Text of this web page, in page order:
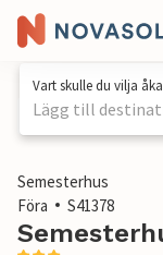
Vart skulle du vilja
Lägg till
1 / 8
Semesterhus
Föra
S41378